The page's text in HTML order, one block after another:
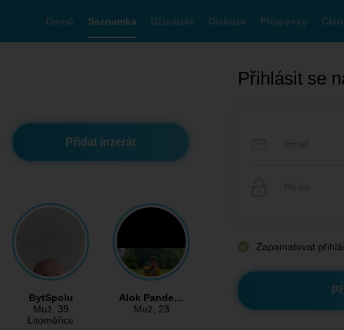
Domů Seznamka Uživatelé Diskuze Příspěvky
Přidat inzerát
BytSpolu
Muž, 39
Litoměřice
Alok Pande…
Muž, 23
Přihlásit se
Zapamatovat